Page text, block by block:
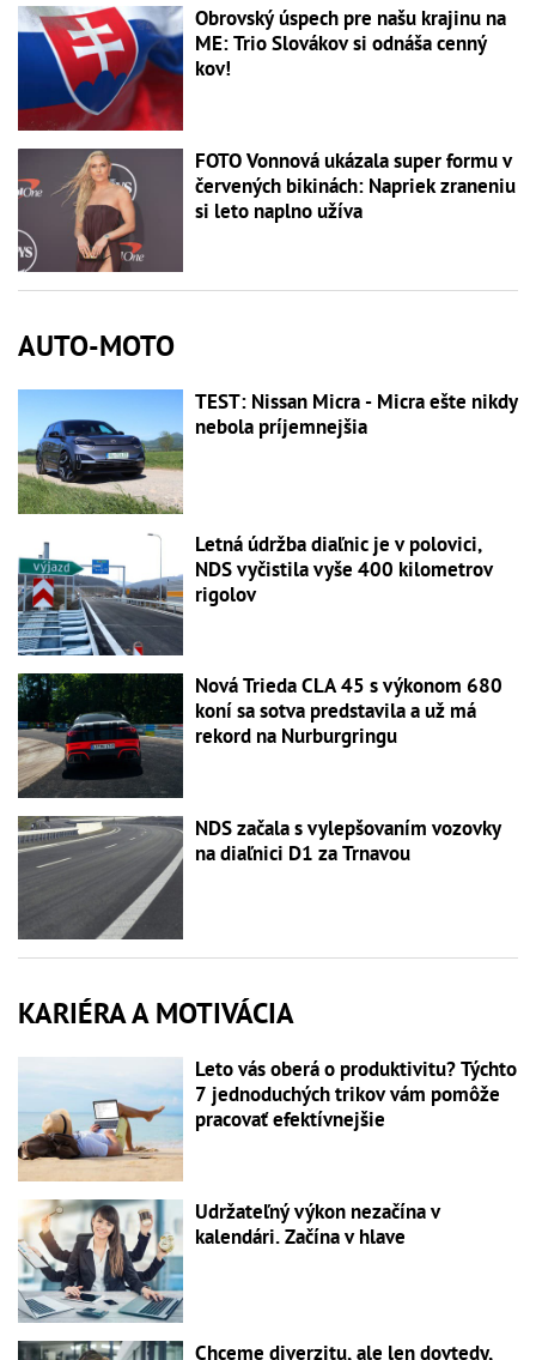
Obrovský úspech pre našu krajinu na
ME: Trio Slovákov si odnáša cenný
kov!
FOTO Vonnová ukázala super formu v
červených bikinách: Napriek zraneniu
si leto naplno užíva
AUTO-MOTO
TEST: Nissan Micra - Micra ešte nikdy
nebola príjemnejšia
Letná údržba diaľnic je v polovici,
NDS vyčistila vyše 400 kilometrov
rigolov
Nová Trieda CLA 45 s výkonom 680
koní sa sotva predstavila a už má
rekord na Nurburgringu
NDS začala s vylepšovaním vozovky
na diaľnici D1 za Trnavou
KARIÉRA A MOTIVÁCIA
Leto vás oberá o produktivitu? Týchto
7 jednoduchých trikov vám pomôže
pracovať efektívnejšie
Udržateľný výkon nezačína v
kalendári. Začína v hlave
Chceme diverzitu, ale len dovtedy,